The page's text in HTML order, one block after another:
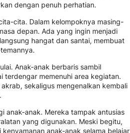
dengan penuh perhatian.
cita. Dalam kelompoknya masing-
depan. Ada yang ingin menjadi
hangat dan santai, membuat
Anak-anak berbaris sambil
terdengar memenuhi area kegiatan.
sekaligus mengenalkan kembali
anak-anak. Mereka tampak antusias
yang digunakan. Meski begitu,
anak-anak selama belajar